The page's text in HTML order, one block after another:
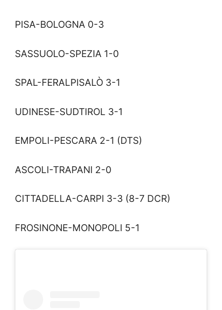
PISA-BOLOGNA 0-3
SASSUOLO-SPEZIA 1-0
SPAL-FERALPISALÒ 3-1
UDINESE-SUDTIROL 3-1
EMPOLI-PESCARA 2-1 (DTS)
ASCOLI-TRAPANI 2-0
CITTADELLA-CARPI 3-3 (8-7 DCR)
FROSINONE-MONOPOLI 5-1